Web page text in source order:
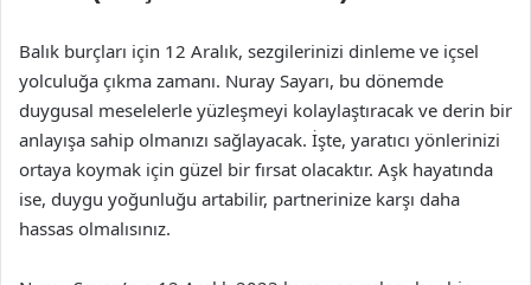
Balık burçları için 12 Aralık, sezgilerinizi dinleme ve içsel
yolculuğa çıkma zamanı. Nuray Sayarı, bu dönemde
duygusal meselelerle yüzleşmeyi kolaylaştıracak ve derin bir
anlayışa sahip olmanızı sağlayacak. İşte, yaratıcı yönlerinizi
ortaya koymak için güzel bir fırsat olacaktır. Aşk hayatında
ise, duygu yoğunluğu artabilir, partnerinize karşı daha
hassas olmalısınız.